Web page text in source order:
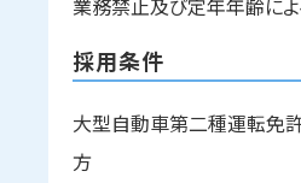
業務禁止及び定年年齢によ
採用条件
大型自動車第二種運転免
方